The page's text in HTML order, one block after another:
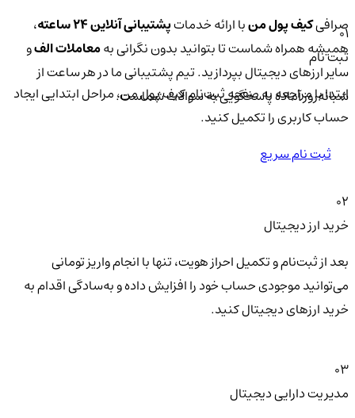
صرافیکیف پول منبا ارائه خدماتپشتیبانی آنلاین ۲۴ ساعته
،
همیشه همراه شماست تا بتوانید بدون نگرانی بهمعاملات الفو
سایر ارزهای دیجیتال بپردازید. تیم پشتیبانی ما در هر ساعت از
شبانه‌روز آماده پاسخگویی به سوالات شماست.
01
ثبت نام
ابتدا با مراجعه به صفحه ثبت‌نام کیف‌ پول من، مراحل ابتدایی ایجاد
حساب کاربری را تکمیل کنید.
ثبت نام سریع
02
خرید ارز دیجیتال
بعد از ثبت‌نام و تکمیل احراز هویت، تنها با انجام واریز تومانی
می‌توانید موجودی حساب خود را افزایش داده و به‌سادگی اقدام به
خرید ارزهای دیجیتال کنید.
03
مدیریت دارایی دیجیتال